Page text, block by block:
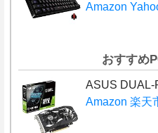
Amazon
おすすめ
ASUS DUAL-
Amazon 楽天